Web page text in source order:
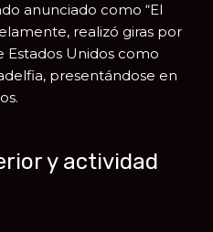
anunciado como “El
realizó giras por
Estados Unidos como
presentándose en
y actividad